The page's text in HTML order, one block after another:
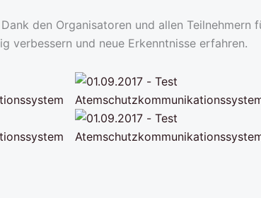
den Organisatoren und allen
verbessern und neue Erkenntnisse erfahren.